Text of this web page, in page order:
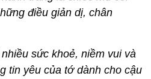
điều giản dị, chân
sức khoẻ, niềm vui và
tin yêu của tớ dành cho cậu